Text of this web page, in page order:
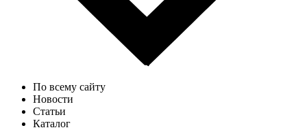
По всему сайту
Новости
Статьи
Каталог